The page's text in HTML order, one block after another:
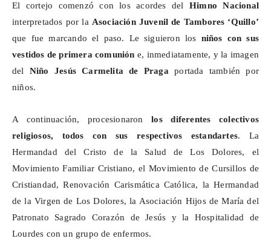
El cortejo comenzó con los acordes delHimno Nacional
interpretados por la Asociación Juvenil de Tambores ‘Quillo’
que fue marcando el paso. Le siguieron los niños con sus
vestidos de primera comunión e, inmediatamente, y la imagen
del Niño Jesús Carmelita de Praga portada también por
niños.
A continuación, procesionaronlos diferentes colectivos
religiosos, todos con sus respectivos estandartes. La
Hermandad del Cristo de la Salud de Los Dolores, el
Movimiento Familiar Cristiano, el Movimiento de Cursillos de
Cristiandad, Renovación Carismática Católica, la Hermandad
de la Virgen de Los Dolores, la Asociación Hijos de María del
Patronato Sagrado Corazón de Jesús y la Hospitalidad de
Lourdes con un grupo de enfermos.